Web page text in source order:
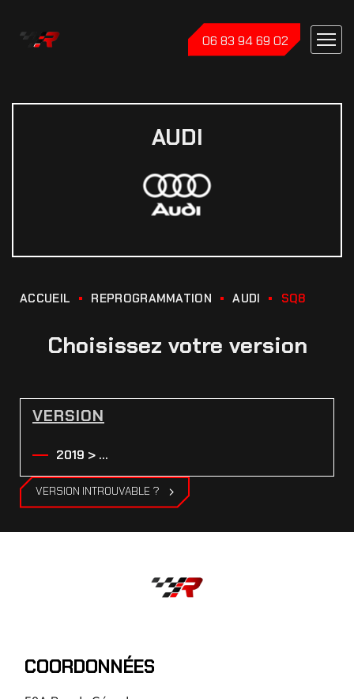
06 83 94 69 02
AUDI
ACCUEIL REPROGRAMMATION AUDI SQ8
Choisissez votre version
VERSION
2019 > ...
VERSION INTROUVABLE ?
COORDONNÉES